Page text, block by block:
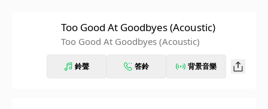
Too Good At Goodbyes (Acoustic)
Too Good At Goodbyes (Acoustic)
鈴聲 答鈴 背景音樂